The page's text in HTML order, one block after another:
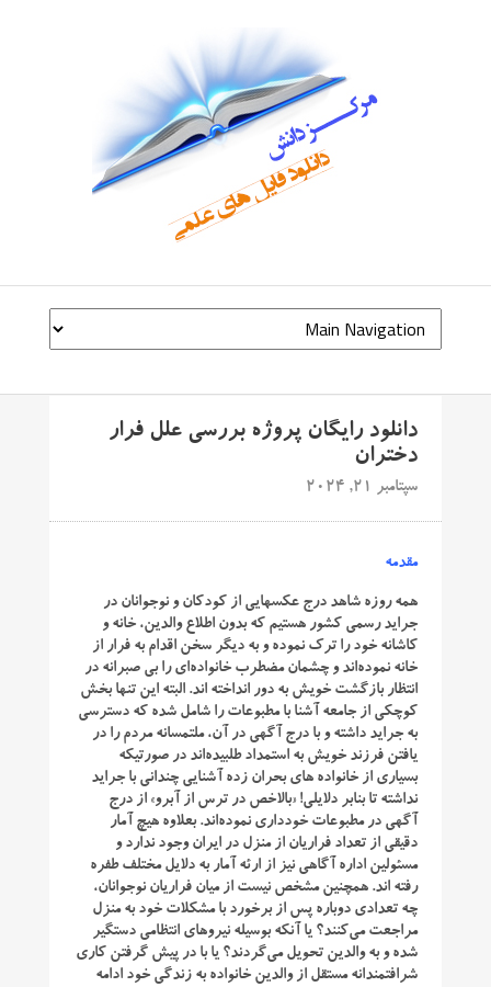
دانلود رایگان پروژه بررسی علل فرار
دختران
سپتامبر 21, 2024
مقدمه
همه روزه شاهد درج عکسهایی از کودکان و نوجوانان در
جراید رسمی کشور هستیم که بدون اطلاع والدین، خانه و
کاشانه خود را ترک نموده و به دیگر سخن اقدام به فرار از
خانه نموده‌اند و چشمان مضطرب خانواده‌ای را بی‌ صبرانه در
انتظار بازگشت خویش به دور انداخته ‌اند. البته این تنها بخش
کوچکی از جامعه آشنا با مطبوعات را شامل شده که دسترسی
به جراید داشته و با درج آگهی در آن، ملتمسانه مردم را در
یافتن فرزند خویش به استمداد طلبیده‌اند در صورتیکه
بسیاری از خانواده‌ های بحران زده آشنایی چندانی با جراید
نداشته تا بنابر دلایلی! «بالاخص در ترس از آبرو» از درج
آگهی در مطبوعات خودداری نموده‌اند. بعلاوه هیچ آمار
دقیقی از تعداد فراریان از منزل در ایران وجود ندارد و
مسئولین اداره آگاهی نیز از ارئه آمار به دلایل مختلف طفره
رفته ‌اند. همچنین مشخص نیست از میان فراریان نوجوانان،
چه تعدادی دوباره پس از برخورد با مشکلات خود به منزل
مراجعت می‌کنند؟ یا آنکه بوسیله نیروهای انتظامی دستگیر
شده و به والدین تحویل می‌گردند؟ یا با در پیش گرفتن کاری
شرافتمندانه مستقل از والدین خانواده به زندگی خود ادامه